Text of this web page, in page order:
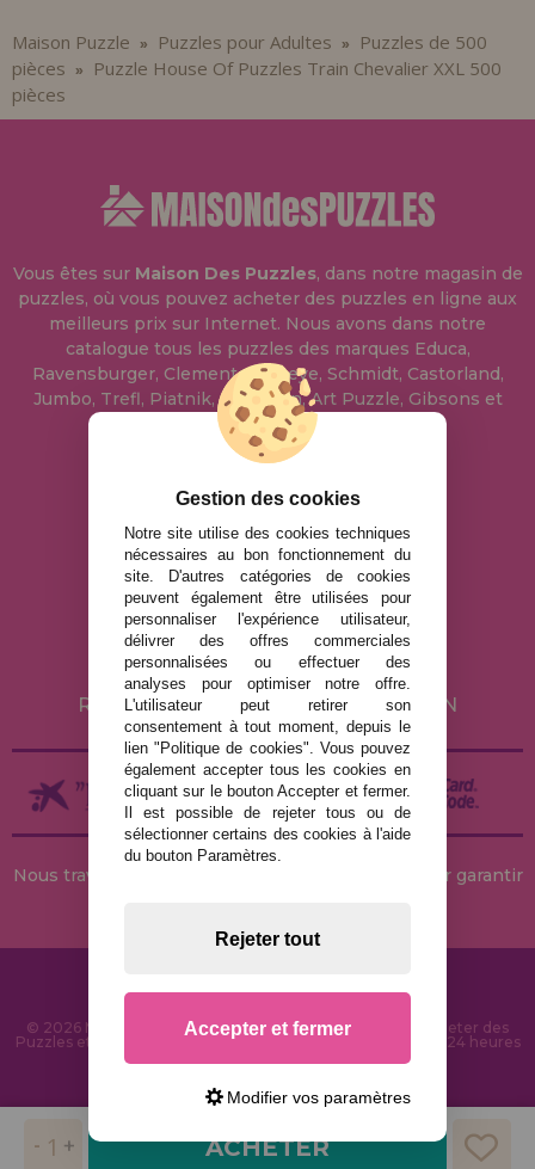
ACHETER
Maison Puzzle » Puzzles pour Adultes »
Puzzles de 500
pièces »
Puzzle House Of Puzzles Train Chevalier XXL 500
pièces
Vous êtes sur Maison Des Puzzles, dans notre magasin de
puzzles, où vous pouvez acheter des puzzles en ligne aux
meilleurs prix sur Internet. Nous avons dans notre
catalogue tous les puzzles des marques Educa,
Ravensburger, Clementoni, Heye, Schmidt, Castorland,
Jumbo, Trefl, Piatnik, Anatolian, Art Puzzle, Gibsons et
bien d'autres.
info@maisondespuzzles.fr
MENTIONS LÉGALES
POLITIQUE DE CONFIDENTIALITÉ
POLITIQUE DE COOKIES
LIVRAISON ET RETOUR
RETOURS / DROIT DE RÉTRACTATION
Nous travaillons avec des stocks permanents pour garantir
© 2026 MaisonDesPuzzles.fr - Boutique en ligne pour acheter des
Puzzles et des Casse-têtes sur Internet. Livraison rapide en 24 heures
Gestion des cookies
Notre site utilise des cookies techniques
nécessaires au bon fonctionnement du
site. D'autres catégories de cookies
peuvent également être utilisées pour
personnaliser l'expérience utilisateur,
délivrer des offres commerciales
personnalisées ou effectuer des
analyses pour optimiser notre offre.
L'utilisateur peut retirer son
consentement à tout moment, depuis le
lien "Politique de cookies". Vous pouvez
également accepter tous les cookies en
cliquant sur le bouton Accepter et fermer.
Il est possible de rejeter tous ou de
sélectionner certains des cookies à l'aide
du bouton Paramètres.
Rejeter tout
Accepter et fermer
Modifier vos paramètres